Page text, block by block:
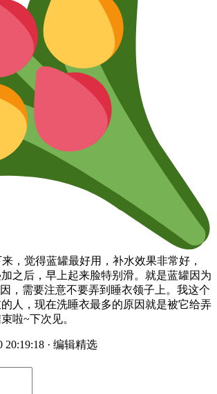
，觉得蓝罐最好用，补水效果非常好，
之后，早上起来脸特别滑。就是蓝罐因为
，需要注意不要弄到睡衣领子上。我这个
人，现在洗睡衣最多的原因就是被它给弄
啦~下次见。
20:19:18 · 编辑精选